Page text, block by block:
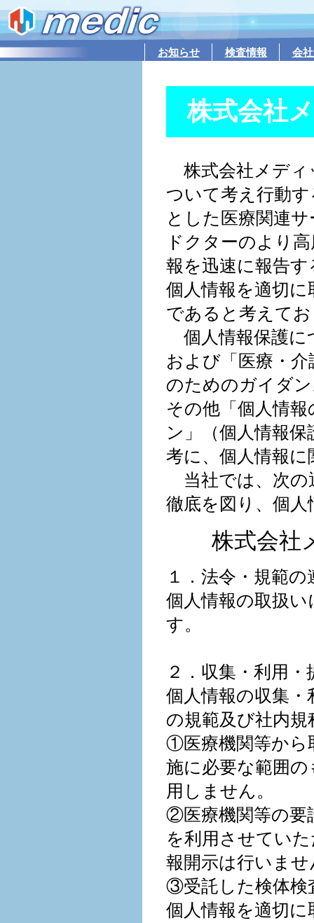
お知らせ 検査情報 会
株式会社
株式会社メディ
ついて考え行動
とした医療関連
ドクターのより
報を迅速に報告
個人情報を適切
であると考えて
個人情報保護に
および「医療・
のためのガイダ
その他「個人情
ン」（個人情報
考に、個人情報
当社では、次の
徹底を図り、個
株式会社
１．法令・規範の
個人情報の取扱
す。
２．収集・利用・
個人情報の収集
の規範及び社内
①医療機関等から
施に必要な範囲
用しません。
②医療機関等の要
を利用させてい
報開示は行いませ
③受託した検体検
個人情報を適切